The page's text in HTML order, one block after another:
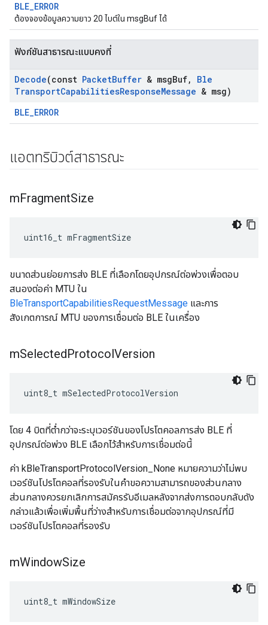
BLE_ERROR
ต้องจองข้อมูลความยาว 20 ไบต์ใน msgBuf ได้
ฟังก์ชันสาธารณะแบบคงที่
Decode(const PacketBuffer & msgBuf,
Ble
TransportCapabilitiesResponseMessage & msg)
BLE_ERROR
แอตทริบิวต์สาธารณะ
mFragmentSize
uint16_t mFragmentSize
ขนาดส่วนย่อยการส่ง BLE ที่เลือกโดยอุปกรณ์ต่อพ่วงเพื่อตอบ
สนองต่อค่า MTU ใน
BleTransportCapabilitiesRequestMessage และการ
สังเกตการณ์ MTU ของการเชื่อมต่อ BLE ในเครื่อง
mSelectedProtocolVersion
uint8_t mSelectedProtocolVersion
โดย 4 บิตที่ต่ำกว่าจะระบุเวอร์ชันของโปรโตคอลการส่ง BLE ที่
อุปกรณ์ต่อพ่วง BLE เลือกไว้สำหรับการเชื่อมต่อนี้
ค่า kBleTransportProtocolVersion_None หมายความว่าไม่พบ
เวอร์ชันโปรโตคอลที่รองรับในคำขอความสามารถของส่วนกลาง
ส่วนกลางควรยกเลิกการสมัครรับอีเมลหลังจากส่งการตอบกลับดัง
กล่าวแล้วเพื่อเพิ่มพื้นที่ว่างสำหรับการเชื่อมต่อจากอุปกรณ์ที่มี
เวอร์ชันโปรโตคอลที่รองรับ
mWindowSize
uint8_t mWindowSize